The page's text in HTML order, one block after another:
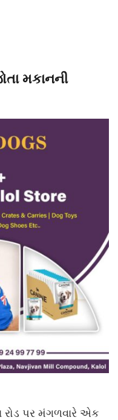
મકાનની
રોડ પર મંગળવારે એક